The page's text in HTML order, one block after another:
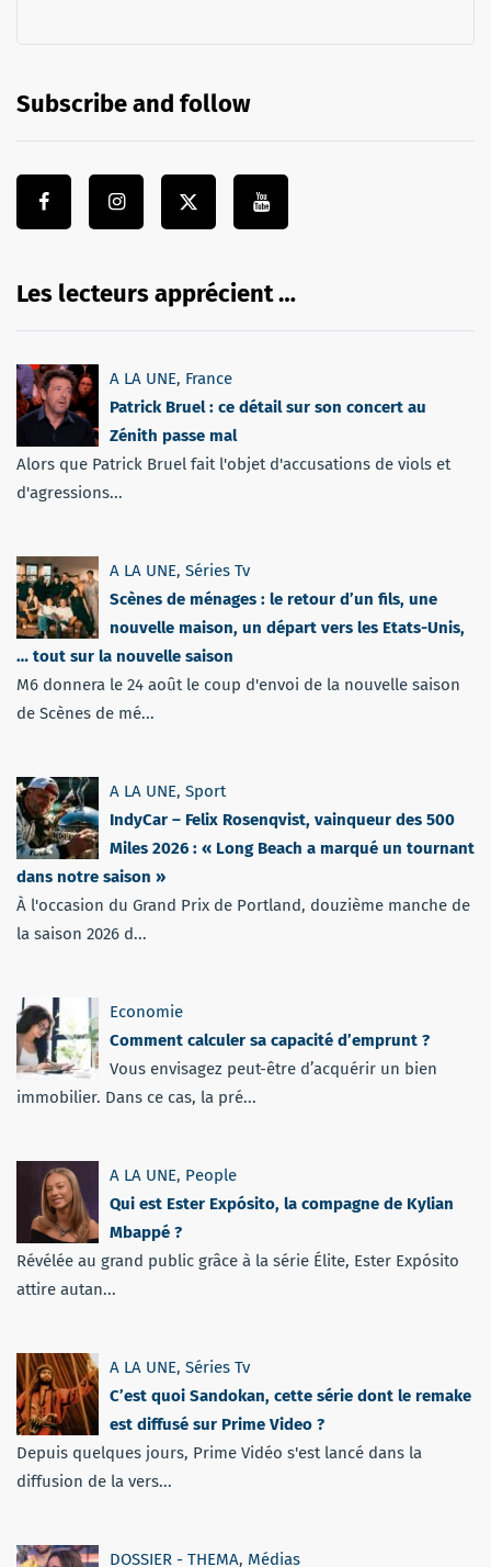
Subscribe and follow
Les lecteurs apprécient …
A LA UNE, France
Patrick Bruel : ce détail sur son concert au
Zénith passe mal
Alors que Patrick Bruel fait l'objet d'accusations de viols et
d'agressions...
A LA UNE, Séries Tv
Scènes de ménages : le retour d’un fils, une
nouvelle maison, un départ vers les Etats-Unis,
… tout sur la nouvelle saison
M6 donnera le 24 août le coup d'envoi de la nouvelle saison
de Scènes de mé...
A LA UNE, Sport
IndyCar – Felix Rosenqvist, vainqueur des 500
Miles 2026 : « Long Beach a marqué un tournant
dans notre saison »
À l'occasion du Grand Prix de Portland, douzième manche de
la saison 2026 d...
Economie
Comment calculer sa capacité d’emprunt ?
Vous envisagez peut-être d’acquérir un bien
immobilier. Dans ce cas, la pré...
A LA UNE, People
Qui est Ester Expósito, la compagne de Kylian
Mbappé ?
Révélée au grand public grâce à la série Élite, Ester Expósito
attire autan...
A LA UNE, Séries Tv
C’est quoi Sandokan, cette série dont le remake
est diffusé sur Prime Video ?
Depuis quelques jours, Prime Vidéo s'est lancé dans la
diffusion de la vers...
DOSSIER - THEMA, Médias